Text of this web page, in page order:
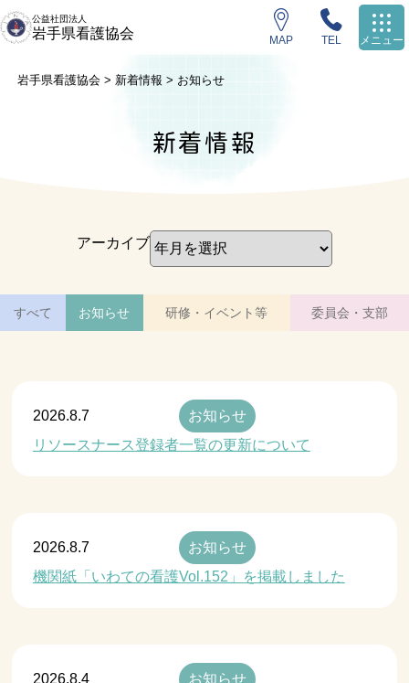
公益社団法人
岩手県看護協会 MAP TEL メニュー
岩手県看護協会 > 新着情報 > お知らせ
新着情報
アーカイブ
すべて お知らせ 研修・イベント等 委員会・支部
2026.8.7
お知らせ
リソースナース登録者一覧の更新について
2026.8.7
お知らせ
機関紙「いわての看護Vol.152」を掲載しました
2026.8.4
お知らせ